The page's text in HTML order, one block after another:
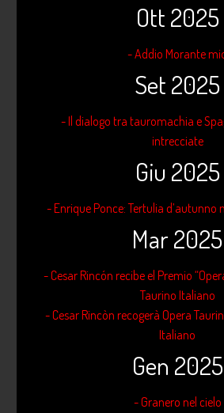
Ott 2025
- Addio Morante
Set 2025
- Il dialogo tra tauromachia e
intrecciate
Giu 2025
- Enrique Ponce: Tertulia d’autunno
Mar 2025
- Cesar Rincón recibe el Premio
Taurino Italiano
- Cesar Rincòn recogerà Opera
Italiano
Gen 2025
- Granero nel cielo